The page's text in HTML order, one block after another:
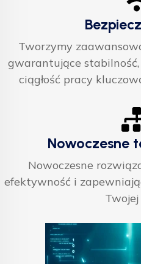
Tworzymy
gwarantujące
ciągłość pracy
Nowoczesne
Nowoczesne
efektywność i
Twojej